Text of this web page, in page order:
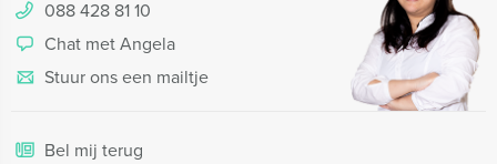
088 428 81 10
Chat met Angela
Stuur ons een mailtje
Bel mij terug